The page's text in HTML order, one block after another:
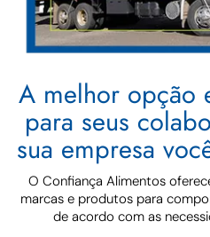
A melhor opção
para seus
sua empresa
O Confiança Alimentos
marcas e produtos para
de acordo com as